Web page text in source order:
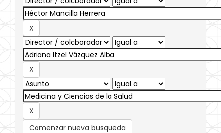
Comenzar nueva busqueda